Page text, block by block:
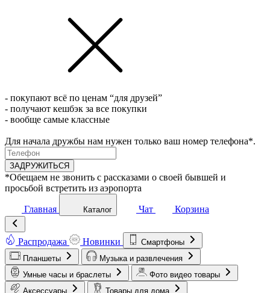
- покупают всё по ценам “для друзей”
- получают кешбэк за все покупки
- вообще самые классные
Для начала дружбы нам нужен только ваш номер телефона*.
ЗАДРУЖИТЬСЯ
*Обещаем не звонить с рассказами о своей бывшей и
просьбой встретить из аэропорта
Главная Каталог Чат Корзина
Распродажа Новинки
Смартфоны
Планшеты
Музыка и развлечения
Умные часы и браслеты
Фото видео товары
Аксессуары
Товары для дома